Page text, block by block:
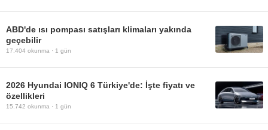
ABD'de ısı pompası satışları klimaları yakında
geçebilir
17.404 okunma · 1 gün
2026 Hyundai IONIQ 6 Türkiye'de: İşte fiyatı ve
özellikleri
15.742 okunma · 1 gün